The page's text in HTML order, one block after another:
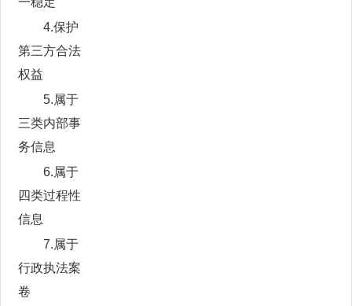
4.保护
第三方合法
权益
5.属于
三类内部事
务信息
6.属于
四类过程性
信息
7.属于
行政执法案
卷